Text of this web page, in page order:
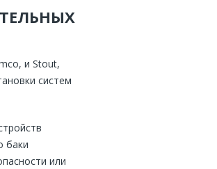
и Stout,
систем
баки
или